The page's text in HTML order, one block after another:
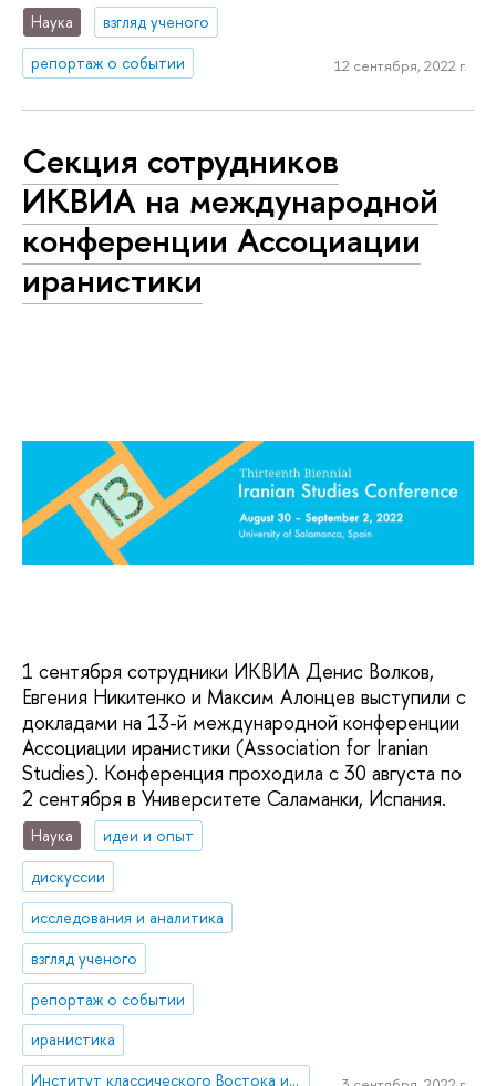
Наука
взгляд ученого
репортаж о событии
12 сентября, 2022 г.
Секция сотрудников
ИКВИА на международной
конференции Ассоциации
иранистики
1 сентября сотрудники ИКВИА Денис Волков,
Евгения Никитенко и Максим Алонцев выступили с
докладами на 13-й международной конференции
Ассоциации иранистики (Association for Iranian
Studies). Конференция проходила с 30 августа по
2 сентября в Университете Саламанки, Испания.
Наука
идеи и опыт
дискуссии
исследования и аналитика
взгляд ученого
репортаж о событии
иранистика
Институт классического Востока и античности